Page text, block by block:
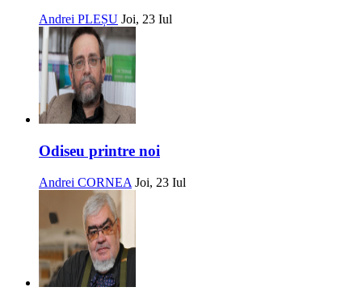
Andrei PLEȘU Joi, 23 Iul
Odiseu printre noi
Andrei CORNEA Joi, 23 Iul